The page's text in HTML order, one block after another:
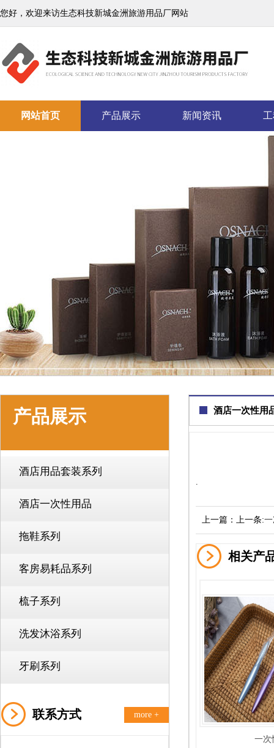
您好，欢迎来访生态科技新城金洲旅游用品厂网站
网站首页 产品展示 新闻资讯
产品展示
酒店用品套装系列
酒店一次性用品
拖鞋系列
客房易耗品系列
梳子系列
洗发沐浴系列
牙刷系列
联系方式 more +
酒店一次性用
.
上一篇：上一条:
相关产
一次